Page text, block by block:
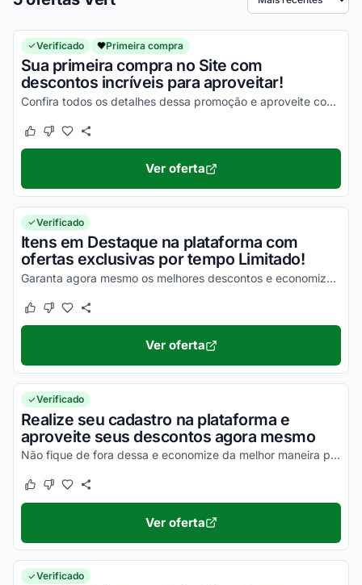
Ordenar por
Verificado Primeira compra
Sua primeira compra no Site com
descontos incríveis para aproveitar!
Confira todos os detalhes dessa promoção e aproveite com as melhores vantagens!
Este cupom funcionou
Este cupom não funcionou
Ver oferta
Verificado
Itens em Destaque na plataforma com
ofertas exclusivas por tempo Limitado!
Garanta agora mesmo os melhores descontos e economize de uma forma simples nas suas compras!
Este cupom funcionou
Este cupom não funcionou
Ver oferta
Verificado
Realize seu cadastro na plataforma e
aproveite seus descontos agora mesmo
Não fique de fora dessa e economize da melhor maneira possível nas suas compras!
Este cupom funcionou
Este cupom não funcionou
Ver oferta
Verificado